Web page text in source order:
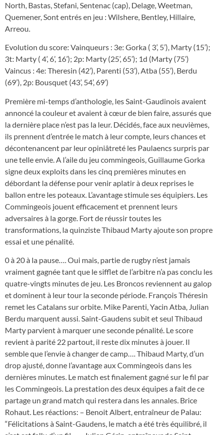
North, Bastas, Stefani, Sentenac (cap), Delage, Weetman,
Quemener, Sont entrés en jeu : Wilshere, Bentley, Hillaire,
Arreou.
Evolution du score: Vainqueurs : 3e: Gorka ( 3’, 5’), Marty (15’);
3t: Marty ( 4’, 6’, 16’); 2p: Marty (25’, 65’); 1d (Marty (75’)
Vaincus : 4e: Theresin (42’), Parenti (53’), Atba (55’), Berdu
(69’), 2p: Bousquet (43’, 54’, 69’)
Première mi-temps d’anthologie, les Saint-Gaudinois avaient
annoncé la couleur et avaient à cœur de bien faire, assurés que
la dernière place n’est pas la leur. Décidés, face aux neuvièmes,
ils prennent d’entrée le match à leur compte, leurs chances et
décontenancent par leur opiniâtreté les Paulaencs surpris par
une telle envie. A l’aile du jeu commingeois, Guillaume Gorka
signe deux exploits dans les cinq premières minutes en
débordant la défense pour venir aplatir à deux reprises le
ballon entre les poteaux. L’avantage stimule ses équipiers. Les
Commingeois jouent efficacement et prennent leurs
adversaires à la gorge. Fort de réussir toutes les
transformations, la quinziste Thibaud Marty ajoute son propre
essai et une pénalité.
0 à 20 à la pause…. Oui mais, partie de rugby n’est jamais
vraiment gagnée tant que le sifflet de l’arbitre n’a pas conclu les
quatre-vingts minutes de jeu. Les Broncos reviennent au galop
et dominent à leur tour la seconde période. François Théresin
remet les Catalans sur orbite. Mike Parenti, Yacin Atba, Julian
Berdu marquent aussi. Saint-Gaudens subit et seul Thibaud
Marty parvient à marquer une seconde pénalité. Le score
revient à parité 22 partout, il reste dix minutes à jouer. Il
semble que l’envie à changer de camp…. Thibaud Marty, d’un
drop ajusté, donne l’avantage aux Commingeois dans les
dernières minutes. Le match est finalement gagné sur le fil par
les Commingeois. La prestation des deux équipes a fait de ce
partage un grand match qui restera dans les annales. Brice
Rohaut. Les réactions: – Benoit Albert, entraîneur de Palau:
“Félicitations à Saint-Gaudens, le match a été très équilibré, il